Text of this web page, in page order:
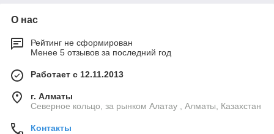
О нас
Рейтинг не сформирован
Менее 5 отзывов за последний год
Работает с 12.11.2013
г. Алматы
Северное кольцо, за рынком Алатау , Алматы, Казахстан
Контакты